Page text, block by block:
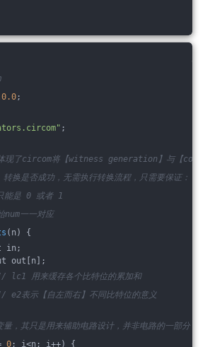
.0;
;
现了circom将【witness generation】与【
换是否成功，无需执行转换流程，只需要保证：
是 0 或者 1
一一对应
(n)
{
in;
out[n];
lc1 用来缓存各个比特位的累加和
e2表示【自左而右】不同比特位的意义
，其只是用来辅助电路设计，并非电路的一部分
0; i<n; i++) {